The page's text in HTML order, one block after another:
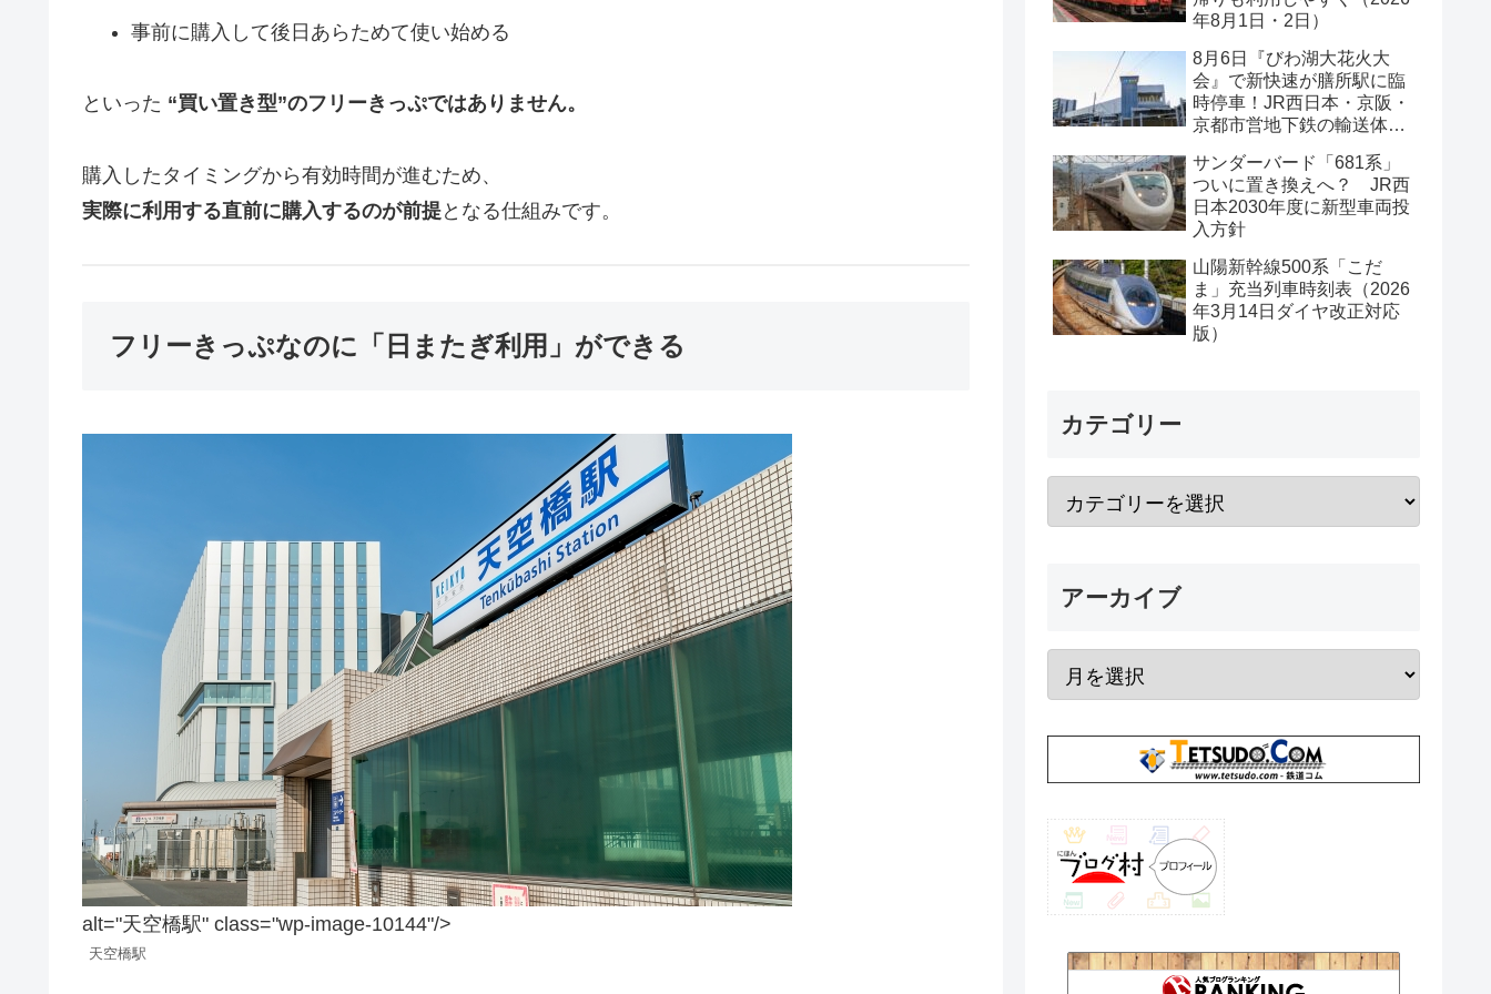
事前に購入して後日あらためて使い始める
といった “買い置き型”のフリーきっぷではありません。
購入したタイミングから有効時間が進むため、
実際に利用する直前に購入するのが前提となる仕組みです。
フリーきっぷなのに「日またぎ利用」ができる
alt="天空橋駅" class="wp-image-10144"/>
天空橋駅
年8月1日・2日）
8月6日『びわ湖大花火大
会』で新快速が膳所駅に臨
時停車！JR西日本・京阪・
京都市営地下鉄の輸送体系
サンダーバード「681系」
ついに置き換えへ？ JR西
日本2030年度に新型車両投
入方針
山陽新幹線500系「こだ
ま」充当列車時刻表（2026
年3月14日ダイヤ改正対応
版）
カテゴリー
アーカイブ